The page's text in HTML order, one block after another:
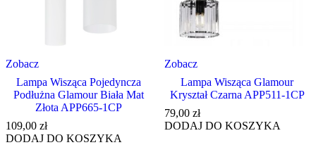
Zobacz
Lampa Wisząca Pojedyncza
Podłużna Glamour Biała Mat
Złota APP665-1CP
109,00 zł
DODAJ DO KOSZYKA
Zobacz
Lampa Wisząca Glamour
Kryształ Czarna APP511-1CP
79,00 zł
DODAJ DO KOSZYKA